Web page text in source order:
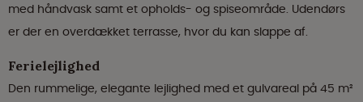
med håndvask samt et opholds- og spiseområde. Udendørs
er der en overdækket terrasse, hvor du kan slappe af.
Ferielejlighed
Den rummelige, elegante lejlighed med et gulvareal på 45 m²